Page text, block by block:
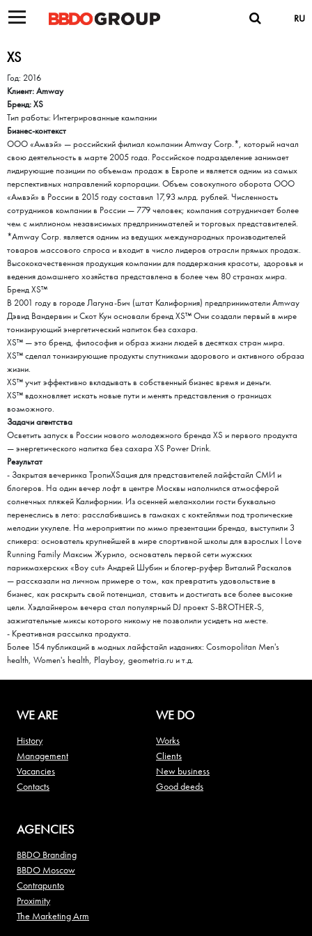
RU
XS
Год: 2016
Клиент: Amway
Бренд: XS
Тип работы: Интегрированные кампании
Бизнес-контекст
OOO «Амвэй» — российский филиал компании Amway Corp.*, который начал
свою деятельность в марте 2005 года. Российское подразделение занимает
лидирующие позиции по объемам продаж в Европе и является одним из самых
перспективных направлений корпорации. Объем совокупного оборота OOO
«Амвэй» в России в 2015 году составил 17,93 млрд. рублей. Численность
сотрудников компании в России — 779 человек; компания сотрудничает более
чем с миллионом независимых предпринимателей и торговых представителей.
*Amway Corp. является одним из ведущих международных производителей
товаров массового спроса и входит в число лидеров отрасли прямых продаж.
Высококачественная продукция компании для поддержания красоты, здоровья и
ведения домашнего хозяйства представлена в более чем 80 странах мира.
Бренд XS™
В 2001 году в городе Лагуна-Бич (штат Калифорния) предприниматели Amway
Дэвид Вандервин и Скот Кун основали бренд XS™ Они создали первый в мире
тонизирующий энергетический напиток без сахара.
XS™ — это бренд, философия и образ жизни людей в десятках стран мира.
XS™ сделал тонизирующие продукты спутниками здорового и активного образа
жизни.
XS™ учит эффективно вкладывать в собственный бизнес время и деньги.
XS™ вдохновляет искать новые пути и менять представления о границах
возможного.
Задачи агентства
Осветить запуск в России нового молодежного бренда XS и первого продукта
— энергетического напитка без сахара XS Power Drink.
Результат
- Закрытая вечеринка ТропиXSация для представителей лайфстайл СМИ и
блогеров. На один вечер лофт в центре Москвы наполнился атмосферой
солнечных пляжей Калифорнии. Из осенней меланхолии гости буквально
перенеслись в лето: расслабившись в гамаках с коктейлями под тропические
мелодии укулеле. На мероприятии по мимо презентации бренда, выступили 3
спикера: основатель крупнейшей в мире спортивной школы для взрослых I Love
Running Family Максим Журило, основатель первой сети мужских
парикмахерских «Boy cut» Андрей Шубин и блогер-руфер Виталий Раскалов
— рассказали на личном примере о том, как превратить удовольствие в
бизнес, как раскрыть свой потенциал, ставить и достигать все более высокие
цели. Хэдлайнером вечера стал популярный DJ проект S-BROTHER-S,
зажигательные миксы которого никому не позволили усидеть на месте.
- Креативная рассылка продукта.
Более 154 публикаций в модных лайфстайл изданиях: Cosmopolitan Men's
health, Women's health, Playboy, geometria.ru и т.д.
WE ARE
History
Management
Vacancies
Contacts
WE DO
Works
Clients
New business
Good deeds
AGENCIES
BBDO Branding
BBDO Moscow
Contrapunto
Proximity
The Marketing Arm